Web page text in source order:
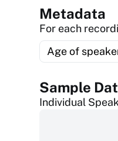
Metadata
For each
Age of
Sample
Individual